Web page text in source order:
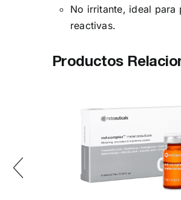
No irritante, ideal para
reactivas.
Productos